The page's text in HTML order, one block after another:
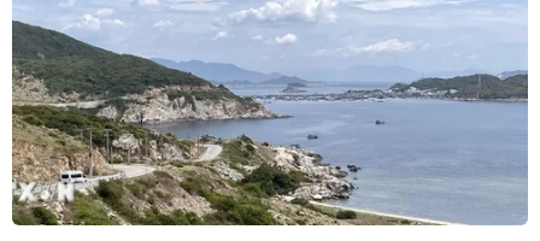
CƠ QUAN CHỦ QUẢN: THÔNG TẤN XÃ VIỆT NAM
Tổng Biên tập: TRẦN TIẾN DUẨN
Phó Tổng Biên tập: NGUYỄN THỊ TÁM, KHÚC THANH
THỦY